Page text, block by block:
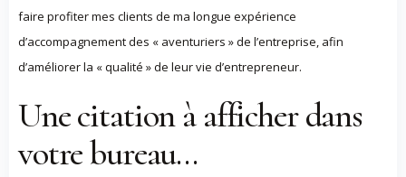
faire profiter mes clients de ma longue expérience
d’accompagnement des « aventuriers » de l’entreprise, afin
d’améliorer la « qualité » de leur vie d’entrepreneur.
Une citation à afficher dans
votre bureau…